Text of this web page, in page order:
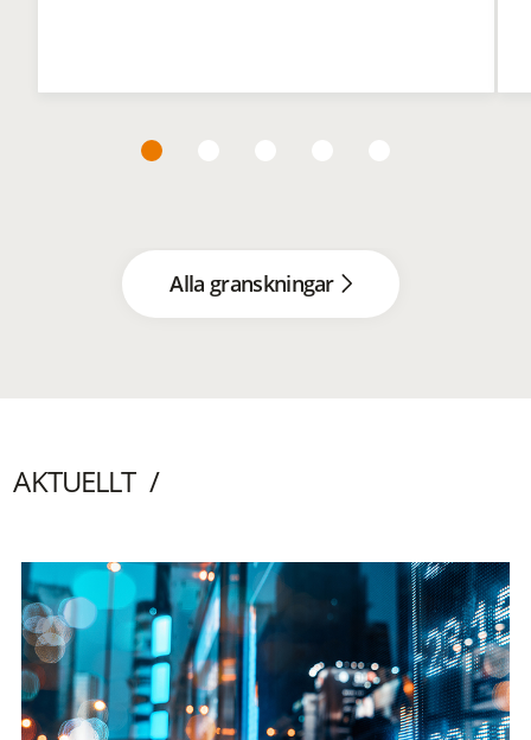
Alla granskningar
AKTUELLT